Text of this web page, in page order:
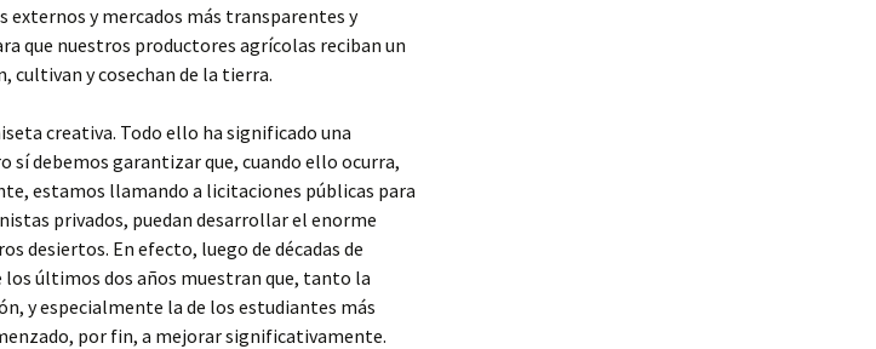
y mercados más transparentes y
que nuestros productores agrícolas reciban un
cultivan y cosechan de la tierra.
creativa. Todo ello ha significado una
sí debemos garantizar que, cuando ello ocurra,
estamos llamando a licitaciones públicas para
privados, puedan desarrollar el enorme
desiertos. En efecto, luego de décadas de
últimos dos años muestran que, tanto la
y especialmente la de los estudiantes más
por fin, a mejorar significativamente.